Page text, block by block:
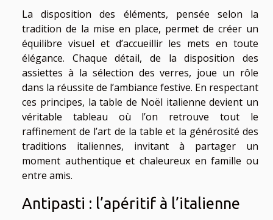
La disposition des éléments, pensée selon la
tradition de la mise en place, permet de créer un
équilibre visuel et d’accueillir les mets en toute
élégance. Chaque détail, de la disposition des
assiettes à la sélection des verres, joue un rôle
dans la réussite de l’ambiance festive. En respectant
ces principes, la table de Noël italienne devient un
véritable tableau où l’on retrouve tout le
raffinement de l’art de la table et la générosité des
traditions italiennes, invitant à partager un
moment authentique et chaleureux en famille ou
entre amis.
Antipasti : l’apéritif à l’italienne